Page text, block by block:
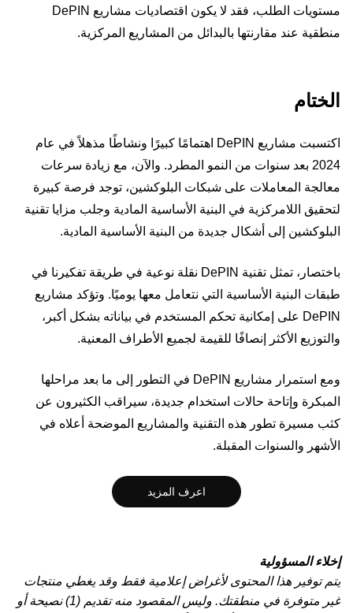
مستويات الطلب، فقد لا يكون اقتصاديات مشاريع DePIN
منطقية عند مقارنتها بالبدائل من المشاريع المركزية.
الختام
اكتسبت مشاريع DePIN اهتمامًا كبيرًا ونشاطًا مذهلاً في عام
2024 بعد سنوات من النمو المطرد. والآن، مع زيادة سرعات
معالجة المعاملات على شبكات البلوكشين، توجد فرصة كبيرة
لتحقيق اللامركزية في البنية الأساسية المادية وجلب مزايا تقنية
البلوكشين إلى أشكال جديدة من البنية الأساسية المادية.
باختصار، تمثل تقنية DePIN نقلة نوعية في طريقة تفكيرنا في
طبقات البنية الأساسية التي نتعامل معها يوميًا. وتؤكد مشاريع
DePIN على إمكانية تحكم المستخدم في بياناته بشكل أكبر،
والتوزيع الأكثر إنصافًا للقيمة لجميع الأطراف المعنية.
ومع استمرار مشاريع DePIN في التطور إلى ما بعد مراحلها
المبكرة وإتاحة حالات استخدام جديدة، سيراقب الكثيرون عن
كثب مسيرة تطور هذه التقنية والمشاريع الموضحة أعلاه في
الأشهر والسنوات المقبلة.
اعرف المزيد
إخلاء المسؤولية
يتم توفير هذا المحتوى لأغراض إعلامية فقط وقد يغطي منتجات
غير متوفرة في منطقتك. وليس المقصود منه تقديم (1) نصيحة أو